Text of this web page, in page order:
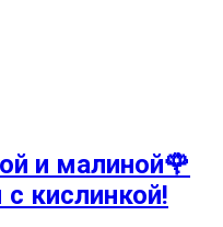
и малиной🌹
кислинкой!